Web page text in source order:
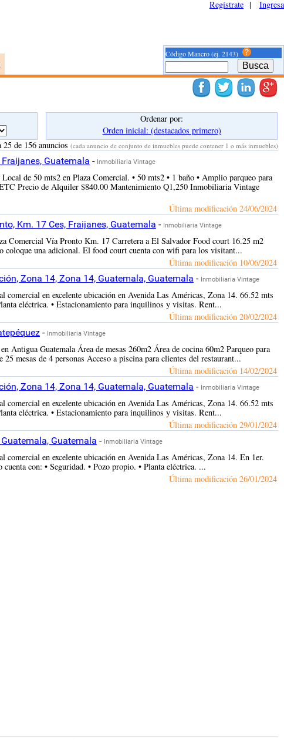
Regístrate | Ingresa
Código Mancro (ej. 2143)
Ordenar por:
Orden inicial: (destacados primero)
25 de 156 anuncios (cada anuncio de conjunto de inmuebles puede contener 1 o más inmuebles)
Guatemala - Inmobiliaria Vintage
de 50 mts2 en Plaza Comercial. • 50 mts2 • 1 baño • Amplio parqueo para
Precio de Alquiler $840.00 Mantenimiento Q1,250 Inmobiliaria Vintage
Última modificación 24/06/2024
Km. 17 Ces, Fraijanes, Guatemala - Inmobiliaria Vintage
Comercial Vía Pronto Km. 17 Carretera a El Salvador Food court 16.25 m2
coloque una adicional. El food court cuenta con wifi para los visitant...
Última modificación 10/06/2024
Zona 14, Zona 14, Guatemala, Guatemala - Inmobiliaria Vintage
en excelente ubicación en Avenida Las Américas, Zona 14. 66.52 mts
eléctrica. • Estacionamiento para inquilinos y visitas. Rent...
Última modificación 20/02/2024
- Inmobiliaria Vintage
Guatemala Área de mesas 260m2 Área de cocina 60m2 Parqueo para
mesas de 4 personas Acceso a piscina para clientes del restaurant...
Última modificación 14/02/2024
Zona 14, Zona 14, Guatemala, Guatemala - Inmobiliaria Vintage
en excelente ubicación en Avenida Las Américas, Zona 14. 66.52 mts
eléctrica. • Estacionamiento para inquilinos y visitas. Rent...
Última modificación 29/01/2024
Guatemala - Inmobiliaria Vintage
en excelente ubicación en Avenida Las Américas, Zona 14. En 1er.
con: • Seguridad. • Pozo propio. • Planta eléctrica. ...
Última modificación 26/01/2024